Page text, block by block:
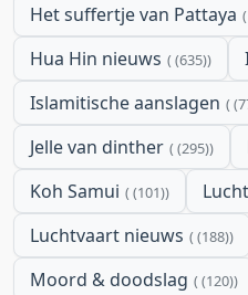
Het suffertje van Pattaya
Hua Hin nieuws (635)
Islamitische aanslagen
Jelle van dinther (295)
Koh Samui (101)
Luchtvaart nieuws (188)
Moord & doodslag (120)